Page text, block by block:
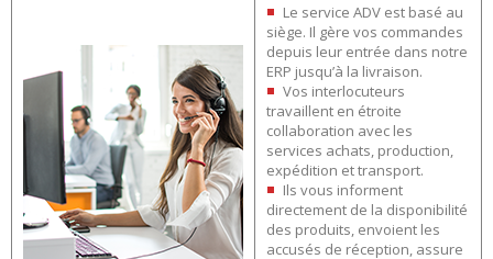
Le service ADV est basé au
siège. Il gère vos commandes
depuis leur entrée dans notre
ERP jusqu’à la livraison.
Vos interlocuteurs
travaillent en étroite
collaboration avec les
services achats, production,
expédition et transport.
Ils vous informent
directement de la disponibilité
des produits, envoient les
accusés de réception, assure